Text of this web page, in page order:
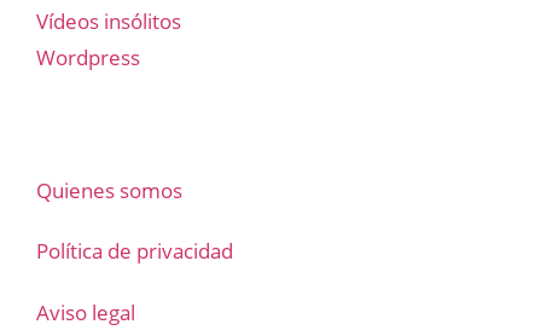
Vídeos insólitos
Wordpress
Quienes somos
Política de privacidad
Aviso legal